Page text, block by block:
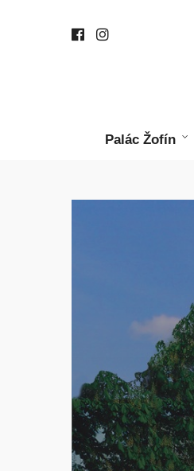
Palác Žofín